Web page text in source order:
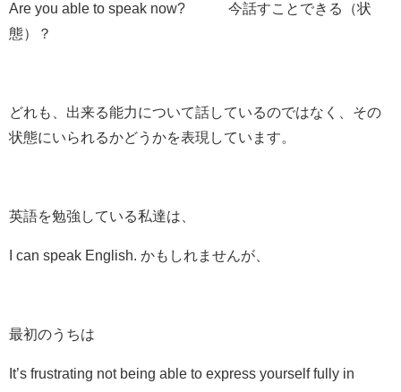
Are you able to speak now? 今話すことできる（状
態）？
どれも、出来る能力について話しているのではなく、その
状態にいられるかどうかを表現しています。
英語を勉強している私達は、
I can speak English. かもしれませんが、
最初のうちは
It’s frustrating not being able to express yourself fully in